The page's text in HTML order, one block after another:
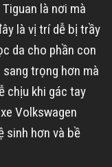
là nơi mà
là vị trí dễ bị trầy
da cho phần con
trọng hơn mà
chịu khi gác tay
Volkswagen
sinh hơn và bề